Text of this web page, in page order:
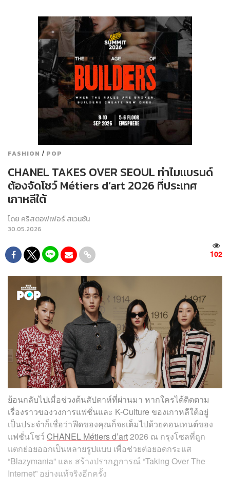
FASHION / POP
CHANEL TAKES OVER SEOUL ทำไมแบรนด์
ต้องจัดโชว์ Métiers d’art 2026 ที่ประเทศ
เกาหลีใต้
โดย คริสตอฟเฟอร์ สเวนซัน
30.05.2026
102
ย้อนกลับไปเมื่อช่วงต้นสัปดาห์ที่ผ่านมา หากใครได้ติดตาม
เรื่องราวของวงการแฟชั่นและ K-Culture ของเกาหลีใต้อยู่
เป็นประจำก็เชื่อว่าฟีดของคุณก็จะเต็มไปด้วยคอนเทนต์ของ
แฟชั่นโชว์ CHANEL Métiers d’art2026 ณ กรุงโซลที่ถูก
แตกย่อยออกเป็นหลายรูปแบบ เพื่อช่วยต่อยอดกระแส
“Blazymania” และ สร้างปรากฏการณ์ “Taking Over The
Internet” อย่างแท้จริงอีกครั้ง